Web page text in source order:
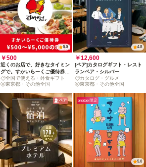
5.0
￥500
近くのお店で、好きなタイミン
グで。すかいらーくご優待券
（全国約2,600店舗対象）
全国で使える・外食ギフト
東京都・その他全国
4.8
￥12,600
[ペア]カタログギフト・レスト
ランペア・シルバー
カタログ・グルメ
東京都・その他全国
ペア anatae 限定
5.0